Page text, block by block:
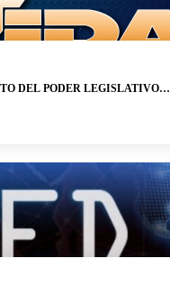
DEL PODER LEGISLATIVO…